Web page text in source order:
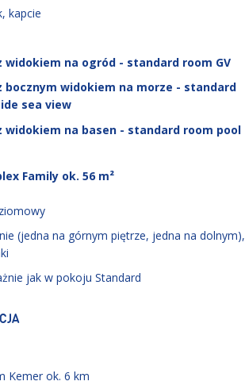
kapcie
widokiem na ogród - standard room GV
bocznym widokiem na morze - standard
sea view
widokiem na basen - standard room pool
Family ok. 56 m²
(jedna na górnym piętrze, jedna na dolnym),
jak w pokoju Standard
Kemer ok. 6 km